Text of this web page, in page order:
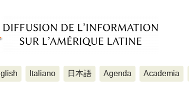
Italiano 日本語 Agenda Academia